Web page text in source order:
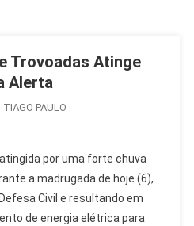
Trovoadas Atinge
Alerta
TIAGO PAULO
por uma forte chuva
a madrugada de hoje (6),
Civil e resultando em
de energia elétrica para